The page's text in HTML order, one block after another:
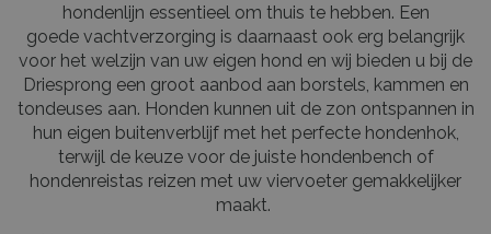
hondenlijn essentieel om thuis te hebben. Een
goede vachtverzorging is daarnaast ook erg belangrijk
voor het welzijn van uw eigen hond en wij bieden u bij de
Driesprong een groot aanbod aan borstels, kammen en
tondeuses aan. Honden kunnen uit de zon ontspannen in
hun eigen buitenverblijf met het perfecte hondenhok,
terwijl de keuze voor de juiste hondenbench of
hondenreistas reizen met uw viervoeter gemakkelijker
maakt.